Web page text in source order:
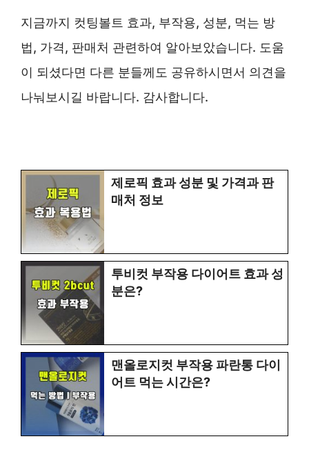
지금까지 컷팅볼트 효과, 부작용, 성분, 먹는 방
법, 가격, 판매처 관련하여 알아보았습니다. 도움
이 되셨다면 다른 분들께도 공유하시면서 의견을
나눠보시길 바랍니다. 감사합니다.
제로픽 효과 성분 및 가격과 판
매처 정보
투비컷 부작용 다이어트 효과 성
분은?
맨올로지컷 부작용 파란통 다이
어트 먹는 시간은?